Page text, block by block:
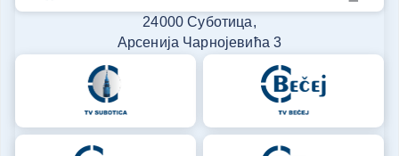
24000 Суботица,
Арсенија Чарнојевића 3